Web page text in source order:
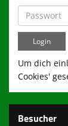
Um dich
Cookies'
Besucher